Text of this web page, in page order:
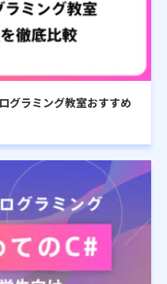
グラミング教室おすすめ